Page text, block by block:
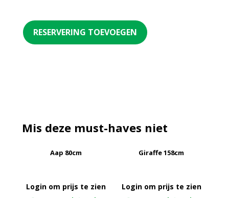
RESERVERING TOEVOEGEN
Mis deze must-haves niet
Aap 80cm
Login om prijs te zien
Giraffe 158cm
Login om prijs te zien